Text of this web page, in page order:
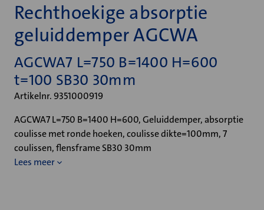
Rechthoekige absorptie
geluiddemper AGCWA
AGCWA7 L=750 B=1400 H=600
t=100 SB30 30mm
Artikelnr. 9351000919
AGCWA7 L=750 B=1400 H=600, Geluiddemper, absorptie
coulisse met ronde hoeken, coulisse dikte=100mm, 7
coulissen, flensframe SB30 30mm
Lees meer